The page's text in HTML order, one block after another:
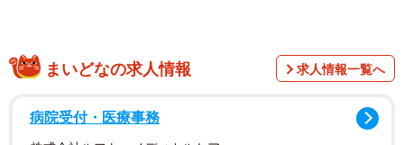
そのままの私でいることを頑張り、尾道を散策し、ラーメ
日本酒を飲みました。入浴の撮影や、なにか受賞する人用
みたいな美しいドレスなど『これは本当にアンゴラ村長の
まいどなの求人情報 求人情報一覧へ
病院受付・医療事務